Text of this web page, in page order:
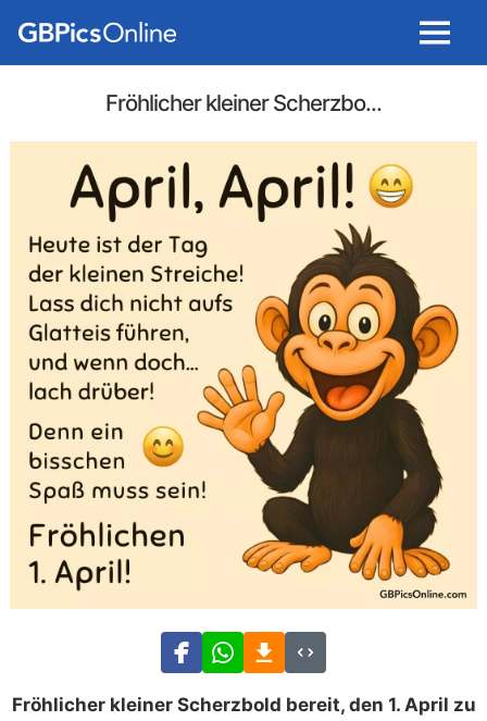
Menu
Fröhlicher kleiner Scherzbo...
Fröhlicher kleiner Scherzbold bereit, den 1. April zu